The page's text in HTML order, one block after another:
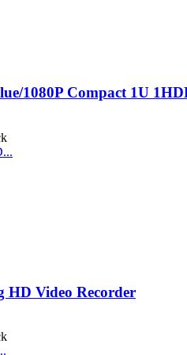
1080P Compact 1U
HD Video Recorder